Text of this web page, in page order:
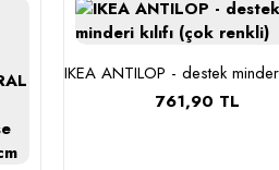
761,90 TL